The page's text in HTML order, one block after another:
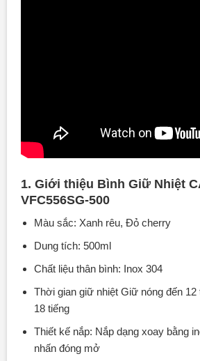
1. Giới thiệu Bình Giữ Nhiệt
VFC556SG-500
Màu sắc: Xanh rêu, Đỏ cherry
Dung tích: 500ml
Chất liệu thân bình: Inox 304
Thời gian giữ nhiệt Giữ nóng đến 12
18 tiếng
Thiết kế nắp: Nắp dạng xoay bằng
nhấn đóng mở